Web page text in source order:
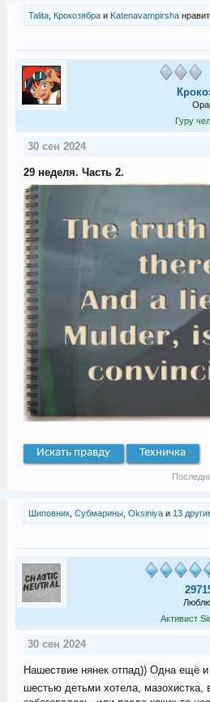
Talita, Крокозябраи Katenavampirsha
Гуру
30 сен 2024
29 неделя. Часть 2.
Искать правду Техничка
Шиповник, Субмарины, Oksiniyaи 13
Активист
30 сен 2024
Нашествие нянек отпад)) Одна ещё
шестью детьми хотела, мазохистка,